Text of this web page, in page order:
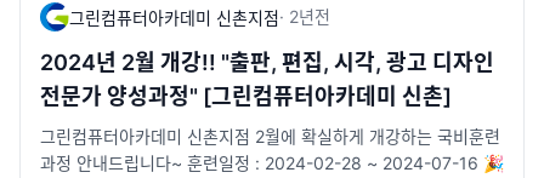
e_consultation
그린컴퓨터아카데미 신촌지점· 2년전
2024년 2월 개강!! "출판, 편집, 시각, 광고 디자인
전문가 양성과정" [그린컴퓨터아카데미 신촌]
그린컴퓨터아카데미 신촌지점 2월에 확실하게 개강하는 국비훈련
과정 안내드립니다~ 훈련일정 : 2024-02-28 ~ 2024-07-16 🎉